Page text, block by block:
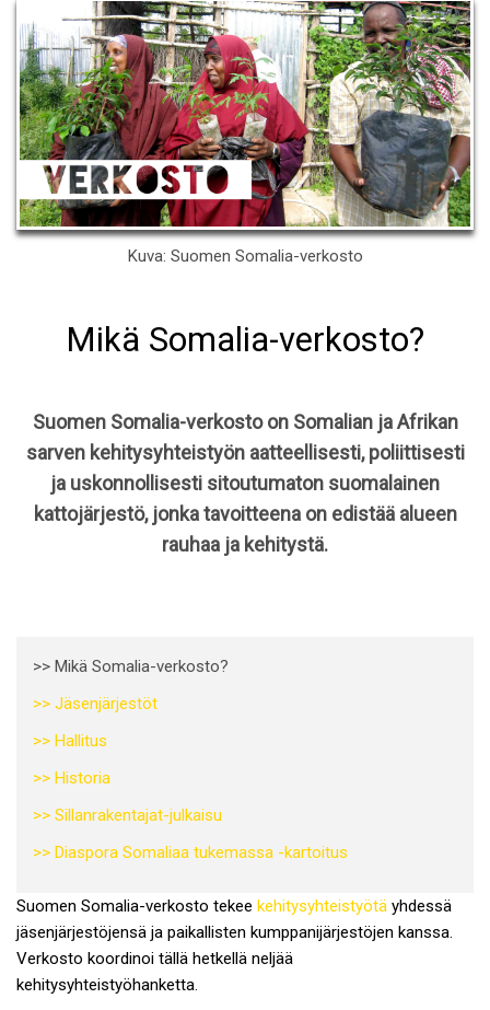
Kuva: Suomen Somalia-verkosto
Mikä Somalia-verkosto?
Suomen Somalia-verkosto on Somalian ja Afrikan
sarven kehitysyhteistyön aatteellisesti, poliittisesti
ja uskonnollisesti sitoutumaton suomalainen
kattojärjestö, jonka tavoitteena on edistää alueen
rauhaa ja kehitystä.
>> Mikä Somalia-verkosto?
>> Jäsenjärjestöt
>> Hallitus
>> Historia
>> Sillanrakentajat-julkaisu
>> Diaspora Somaliaa tukemassa -kartoitus
Suomen Somalia-verkosto tekee kehitysyhteistyötä yhdessä
jäsenjärjestöjensä ja paikallisten kumppanijärjestöjen kanssa.
Verkosto koordinoi tällä hetkellä neljää
kehitysyhteistyöhanketta.